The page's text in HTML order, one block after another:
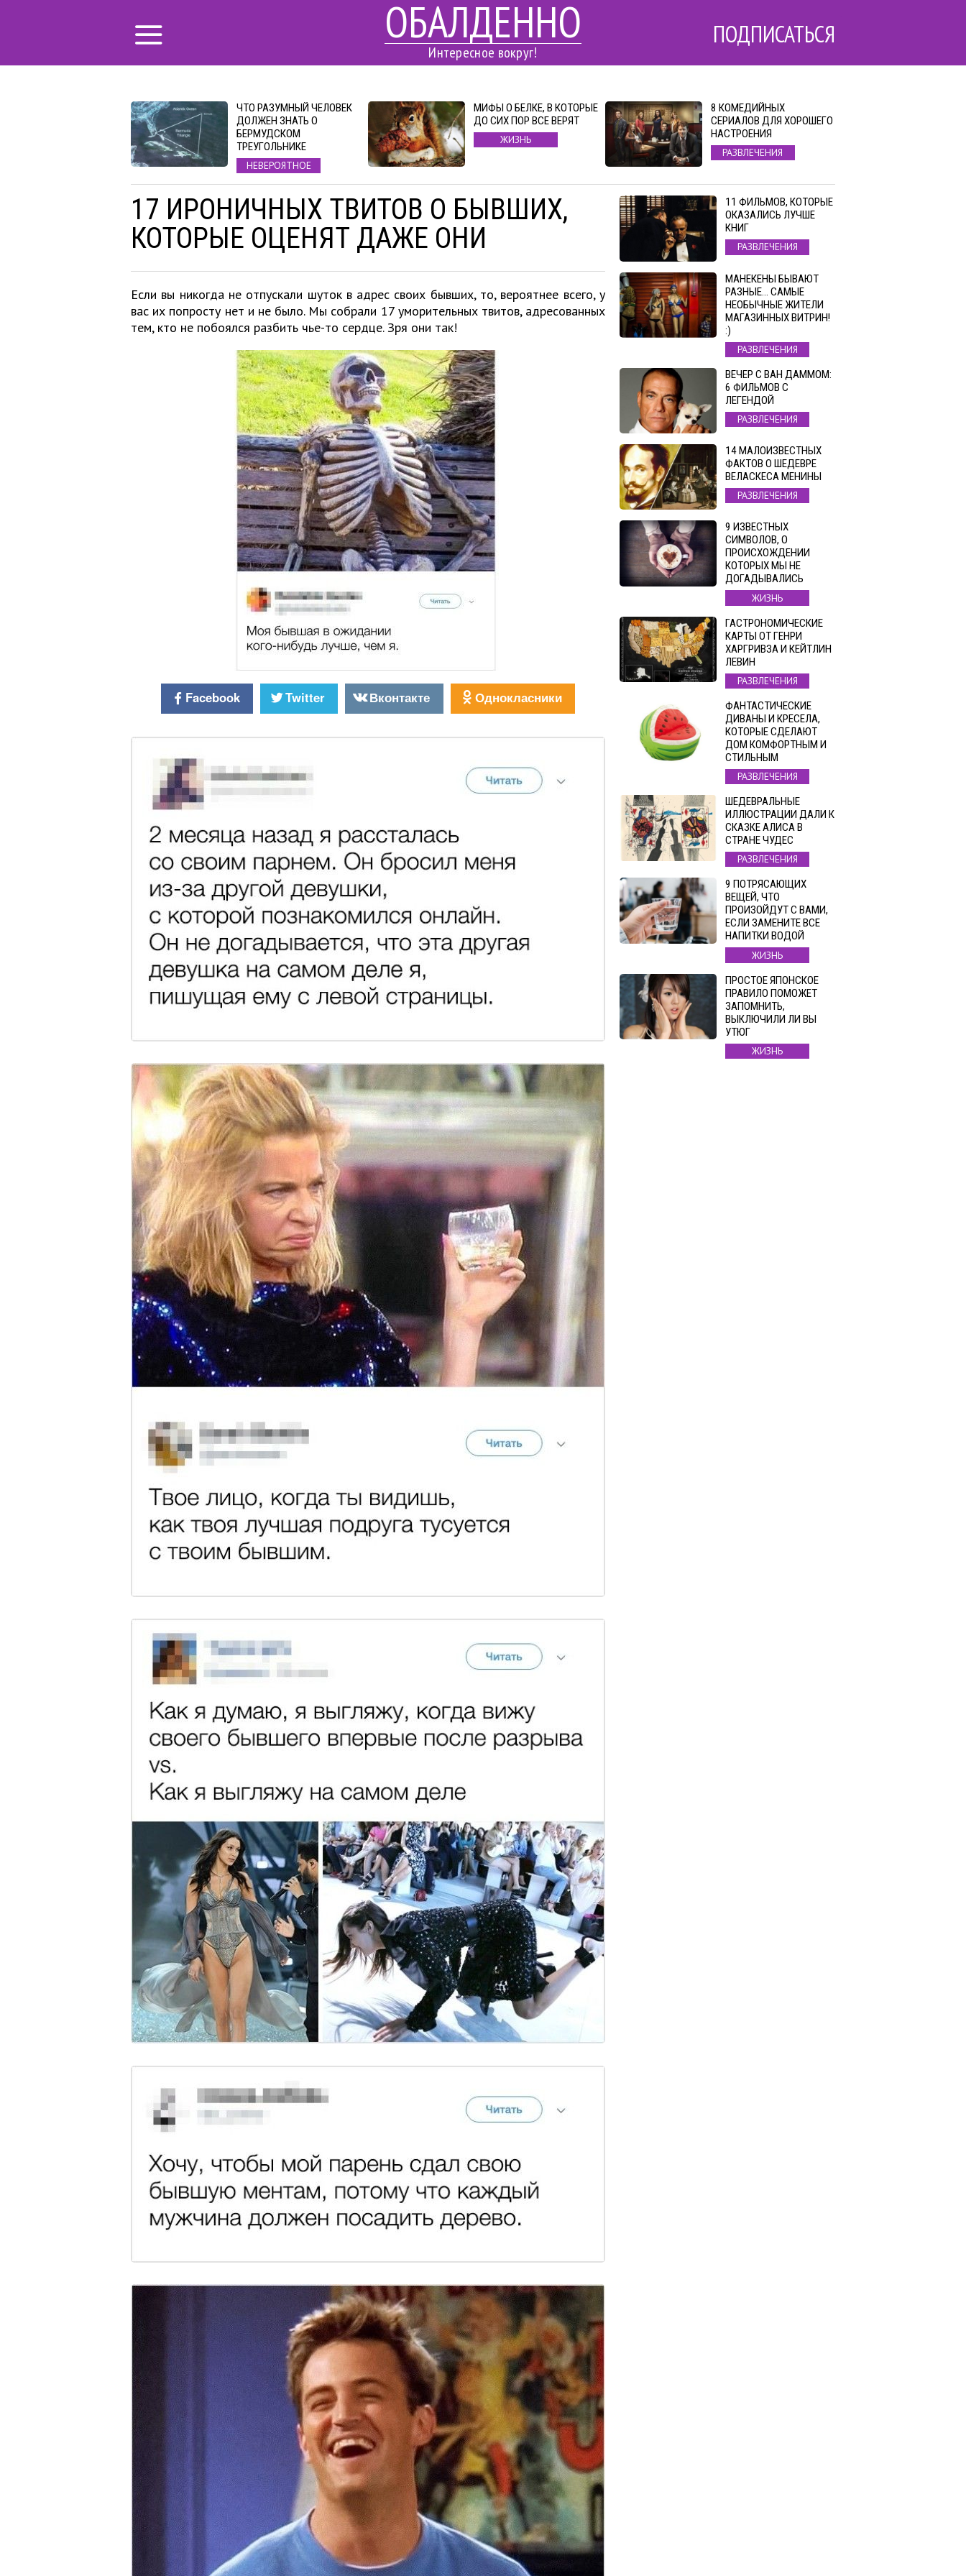
ОБАЛДЕННО
Интересное вокруг!
ПОДПИСАТЬСЯ
ЧТО РАЗУМНЫЙ ЧЕЛОВЕК
ДОЛЖЕН ЗНАТЬ О
БЕРМУДСКОМ
ТРЕУГОЛЬНИКЕ
НЕВЕРОЯТНОЕ
МИФЫ О БЕЛКЕ, В КОТОРЫЕ
ДО СИХ ПОР ВСЕ ВЕРЯТ
ЖИЗНЬ
8 КОМЕДИЙНЫХ
СЕРИАЛОВ ДЛЯ ХОРОШЕГО
НАСТРОЕНИЯ
РАЗВЛЕЧЕНИЯ
17 ИРОНИЧНЫХ ТВИТОВ О БЫВШИХ,
КОТОРЫЕ ОЦЕНЯТ ДАЖЕ ОНИ
Если вы никогда не отпускали шуток в адрес своих бывших, то, вероятнее всего, у
вас их попросту нет и не было. Мы собрали 17 уморительных твитов, адресованных
тем, кто не побоялся разбить чье-то сердце. Зря они так!
Facebook Twitter Вконтакте Однокласники
11 ФИЛЬМОВ, КОТОРЫЕ
ОКАЗАЛИСЬ ЛУЧШЕ
КНИГ
РАЗВЛЕЧЕНИЯ
МАНЕКЕНЫ БЫВАЮТ
РАЗНЫЕ… САМЫЕ
НЕОБЫЧНЫЕ ЖИТЕЛИ
МАГАЗИННЫХ ВИТРИН!
:)
РАЗВЛЕЧЕНИЯ
ВЕЧЕР С ВАН ДАММОМ:
6 ФИЛЬМОВ С
ЛЕГЕНДОЙ
РАЗВЛЕЧЕНИЯ
14 МАЛОИЗВЕСТНЫХ
ФАКТОВ О ШЕДЕВРЕ
ВЕЛАСКЕСА МЕНИНЫ
РАЗВЛЕЧЕНИЯ
9 ИЗВЕСТНЫХ
СИМВОЛОВ, О
ПРОИСХОЖДЕНИИ
КОТОРЫХ МЫ НЕ
ДОГАДЫВАЛИСЬ
ЖИЗНЬ
ГАСТРОНОМИЧЕСКИЕ
КАРТЫ ОТ ГЕНРИ
ХАРГРИВЗА И КЕЙТЛИН
ЛЕВИН
РАЗВЛЕЧЕНИЯ
ФАНТАСТИЧЕСКИЕ
ДИВАНЫ И КРЕСЕЛА,
КОТОРЫЕ СДЕЛАЮТ
ДОМ КОМФОРТНЫМ И
СТИЛЬНЫМ
РАЗВЛЕЧЕНИЯ
ШЕДЕВРАЛЬНЫЕ
ИЛЛЮСТРАЦИИ ДАЛИ К
СКАЗКЕ АЛИСА В
СТРАНЕ ЧУДЕС
РАЗВЛЕЧЕНИЯ
9 ПОТРЯСАЮЩИХ
ВЕЩЕЙ, ЧТО
ПРОИЗОЙДУТ С ВАМИ,
ЕСЛИ ЗАМЕНИТЕ ВСЕ
НАПИТКИ ВОДОЙ
ЖИЗНЬ
ПРОСТОЕ ЯПОНСКОЕ
ПРАВИЛО ПОМОЖЕТ
ЗАПОМНИТЬ,
ВЫКЛЮЧИЛИ ЛИ ВЫ
УТЮГ
ЖИЗНЬ